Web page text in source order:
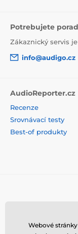
Potrebujete
Zákaznický servis
info@audigo.cz
AudioReporter.cz
Recenze
Srovnávací testy
Best-of produkty
Webové